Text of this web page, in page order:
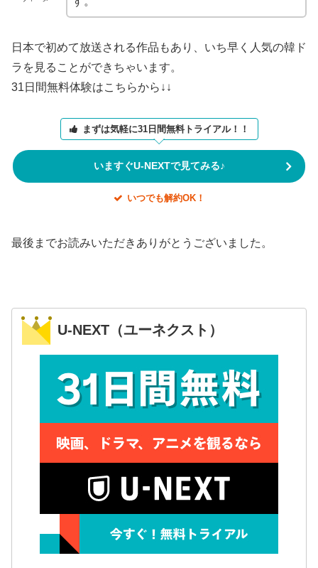
日本で初めて放送される作品もあり、いち早く人気の韓ド
ラを見ることができちゃいます。
31日間無料体験はこちらから↓↓
まずは気軽に31日間無料トライアル！！
いますぐU-NEXTで見てみる♪
いつでも解約OK！
最後までお読みいただきありがとうございました。
U-NEXT（ユーネクスト）